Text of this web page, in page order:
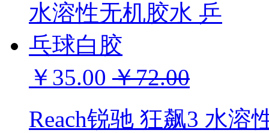
￥35.00 ￥72.00
Reach锐驰 狂飙3 水溶